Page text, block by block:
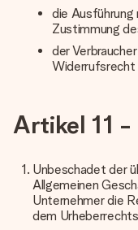
die Ausführung
Zustimmung
der
Widerrufsrecht
Artikel 11 -
Unbeschadet der
Allgemeinen
Unternehmer die
dem